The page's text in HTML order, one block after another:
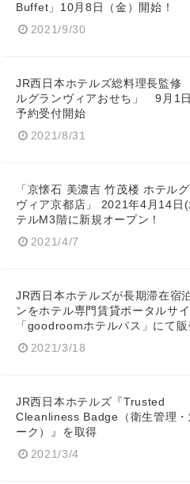
Buffet」10月8日（金）開始！
2021/9/30
JR西日本ホテルズ総料理長監修
ルグランヴィアおせち」 9月1
予約受付開始
2021/8/31
「京懐石 美濃吉 竹茂楼 ホテル
ヴィア京都店」 2021年4月14日
テルM3階に新規オープン！
2021/4/7
JR西日本ホテルズが長期滞在宿
ンをホテル専門賃貸ポータルサイ
「goodroomホテルパス」にて
2021/3/18
JR西日本ホテルズ『Trusted
Cleanliness Badge（衛生管理・
ーク）』を取得
2021/3/4